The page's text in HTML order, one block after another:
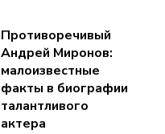
Противоречивый
Андрей Миронов:
малоизвестные
факты в биографии
талантливого
актера